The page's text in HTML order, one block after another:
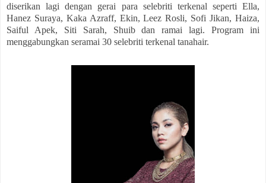
diserikan lagi dengan gerai para selebriti terkenal seperti Ella,
Hanez Suraya, Kaka Azraff, Ekin, Leez Rosli, Sofi Jikan, Haiza,
Saiful Apek, Siti Sarah, Shuib dan ramai lagi. Program ini
menggabungkan seramai 30 selebriti terkenal tanahair.